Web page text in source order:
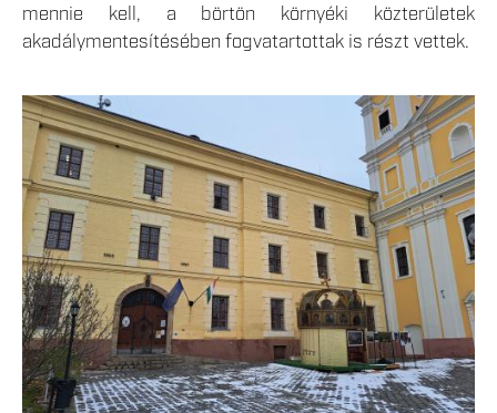
mennie kell, a börtön környéki közterületek
akadálymentesítésében fogvatartottak is részt vettek.